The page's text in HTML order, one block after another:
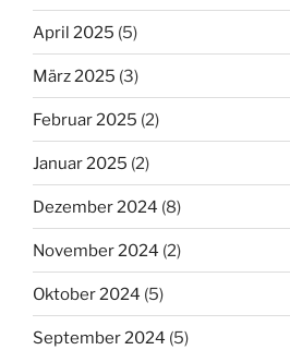
April 2025 (5)
März 2025 (3)
Februar 2025 (2)
Januar 2025 (2)
Dezember 2024 (8)
November 2024 (2)
Oktober 2024 (5)
September 2024 (5)